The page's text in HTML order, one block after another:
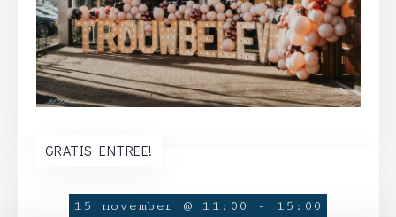
15 november @ 11:00 - 15:00
GRATIS ENTREE!